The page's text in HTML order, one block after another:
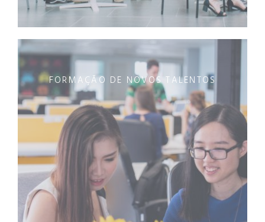
FORMAÇÃO DE NOVOS TALENTOS